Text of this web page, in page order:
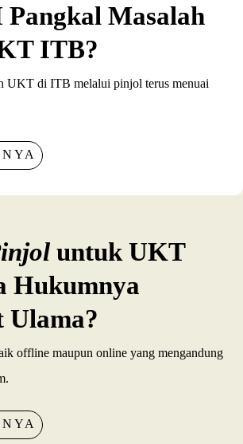
Masalah
ITB?
UKT di ITB melalui pinjol terus menuai
untuk UKT
Hukumnya
offline maupun online yang mengandung